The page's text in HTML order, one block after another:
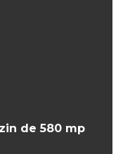
de 580 mp